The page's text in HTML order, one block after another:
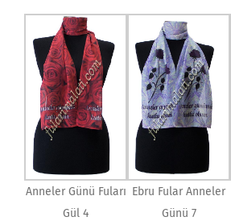
Anneler Günü Fuları
Gül 4
Ebru Fular Anneler
Günü 7